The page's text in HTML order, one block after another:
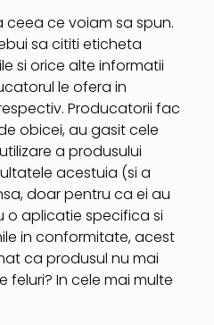
ceea ce voiam sa spun.
sa cititi eticheta
si orice alte informatii
le ofera in
Producatorii fac
obicei, au gasit cele
a produsului
acestuia (si a
doar pentru ca ei au
o aplicatie specifica si
in conformitate, acest
ca produsul nu mai
feluri? In cele mai multe